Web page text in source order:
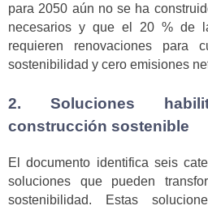
para 2050 aún no se ha
necesarios y que el 20 % de
requieren renovaciones para
sostenibilidad y cero emisiones
2. Soluciones
construcción sostenible
El documento identifica seis
soluciones que pueden
sostenibilidad. Estas